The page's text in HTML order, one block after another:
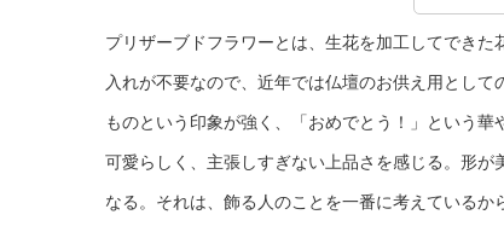
プリザーブドフラワーとは、生花を加工してでき
入れが不要なので、近年では仏壇のお供え用とし
ものという印象が強く、「おめでとう！」という
可愛らしく、主張しすぎない上品さを感じる。形
なる。それは、飾る人のことを一番に考えているか